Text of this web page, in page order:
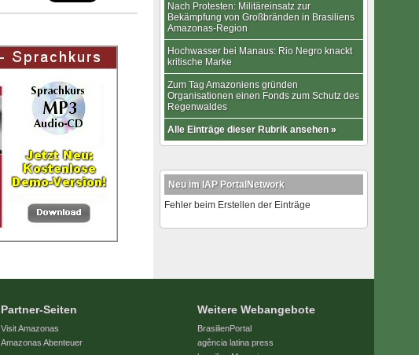
Nach Protesten: Militäreinsatz zur
Bekämpfung von Großbränden in Brasiliens
Amazonas-Region
Hochwasser bei Manaus: Rio Negro knackt
kritische Marke
Zum Tag Amazoniens gründen
Organisationen einen Fonds zum Schutz des
Regenwaldes
Alle Einträge dieser Rubrik ansehen »
Neu im IAP PortalNetwork
Fehler beim Erstellen der Einträge
Partner-Seiten
Visit Amazonas
Amazonas Abenteuer
Weitere Webangebote
BrasilienPortal
agência latina press